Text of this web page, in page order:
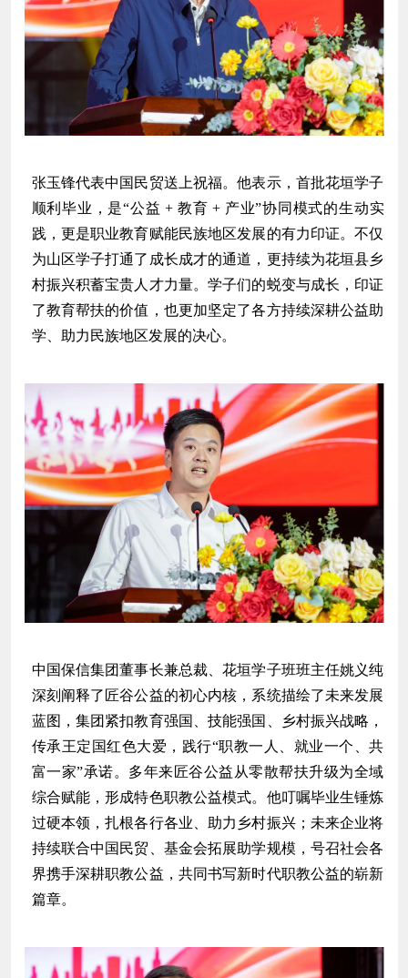
张玉锋代表中国民贸送上祝福。他表示，首批花垣学子
顺利毕业，是“公益 + 教育 + 产业”协同模式的生动实
践，更是职业教育赋能民族地区发展的有力印证。不仅
为山区学子打通了成长成才的通道，更持续为花垣县乡
村振兴积蓄宝贵人才力量。学子们的蜕变与成长，印证
了教育帮扶的价值，也更加坚定了各方持续深耕公益助
学、助力民族地区发展的决心。
中国保信集团董事长兼总裁、花垣学子班班主任姚义纯
深刻阐释了匠谷公益的初心内核，系统描绘了未来发展
蓝图，集团紧扣教育强国、技能强国、乡村振兴战略，
传承王定国红色大爱，践行“职教一人、就业一个、共
富一家”承诺。多年来匠谷公益从零散帮扶升级为全域
综合赋能，形成特色职教公益模式。他叮嘱毕业生锤炼
过硬本领，扎根各行各业、助力乡村振兴；未来企业将
持续联合中国民贸、基金会拓展助学规模，号召社会各
界携手深耕职教公益，共同书写新时代职教公益的崭新
篇章。